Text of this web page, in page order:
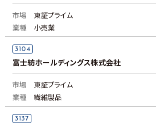
市場
東証プライム
業種
小売業
3104
富士紡ホールディングス株式会社
市場
東証プライム
業種
繊維製品
3137